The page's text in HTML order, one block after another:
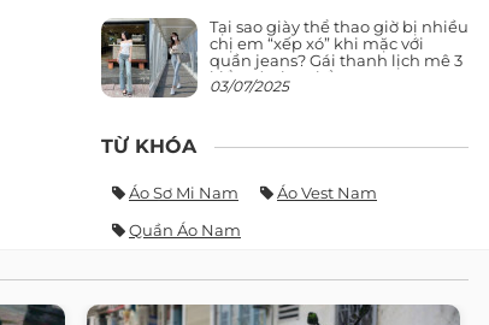
Tại sao giày thể thao giờ bị nhiều
chị em “xếp xó” khi mặc với
quần jeans? Gái thanh lịch mê 3
kiểu này hơn hẳn
03/07/2025
TỪ KHÓA
Áo Sơ Mi Nam
Áo Vest Nam
Quần Áo Nam